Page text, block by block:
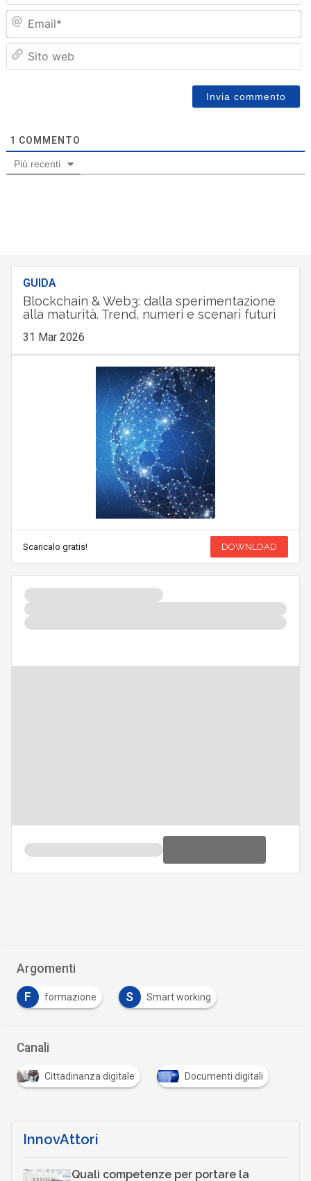
1 COMMENTO
Più recenti
GUIDA
Blockchain & Web3: dalla sperimentazione
alla maturità. Trend, numeri e scenari futuri
31 Mar 2026
Scaricalo gratis! DOWNLOAD
Argomenti
F formazione S Smart working
Canali
Cittadinanza digitale Documenti digitali
InnovAttori
Quali competenze per portare la